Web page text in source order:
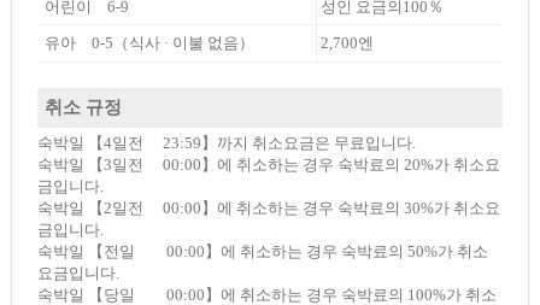
어린이 6-9 성인 요금의100％
유아 0-5（식사 · 이불 없음） 2,700엔
취소 규정
숙박일 【4일전 23:59】까지 취소요금은 무료입니다.
숙박일 【3일전 00:00】에 취소하는 경우 숙박료의 20%가 취소요
금입니다.
숙박일 【2일전 00:00】에 취소하는 경우 숙박료의 30%가 취소요
금입니다.
숙박일 【전일 00:00】에 취소하는 경우 숙박료의 50%가 취소
요금입니다.
숙박일 【당일 00:00】에 취소하는 경우 숙박료의 100%가 취소